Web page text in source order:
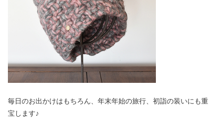
毎日のお出かけはもちろん、年末年始の旅行、初詣の装いにも重
宝します♪